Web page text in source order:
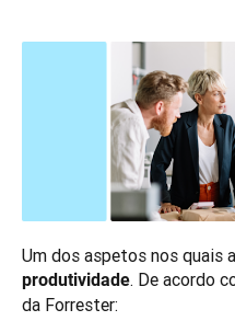
produtividade. De acordo
da Forrester: